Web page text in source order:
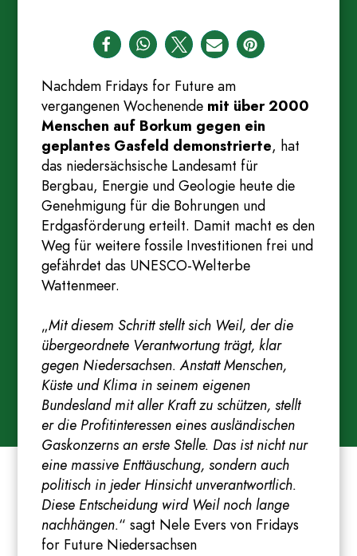
2
Nachdem Fridays for Future am
vergangenen Wochenende mit über 2000
Menschen auf Borkum gegen ein
geplantes Gasfeld demonstrierte, hat
das niedersächsische Landesamt für
Bergbau, Energie und Geologie heute die
Genehmigung für die Bohrungen und
Erdgasförderung erteilt. Damit macht es den
Weg für weitere fossile Investitionen frei und
gefährdet das UNESCO-Welterbe
Wattenmeer.
„Mit diesem Schritt stellt sich Weil, der die
übergeordnete Verantwortung trägt, klar
gegen Niedersachsen. Anstatt Menschen,
Küste und Klima in seinem eigenen
Bundesland mit aller Kraft zu schützen, stellt
er die Profitinteressen eines ausländischen
Gaskonzerns an erste Stelle. Das ist nicht nur
eine massive Enttäuschung, sondern auch
politisch in jeder Hinsicht unverantwortlich.
Diese Entscheidung wird Weil noch lange
nachhängen.“ sagt Nele Evers von Fridays
for Future Niedersachsen